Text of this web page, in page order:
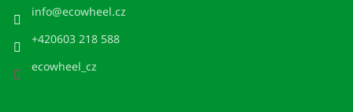
info@ecowheel.cz
+420603 218 588
ecowheel_cz